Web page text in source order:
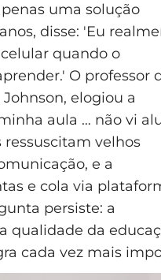
uma solução
disse: 'Eu
quando o
O professor
elogiou a
aula … não vi
ressuscitam velhos
e a
e cola via
persiste: a
qualidade da
cada vez mais